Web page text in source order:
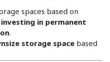
spaces based on
in permanent
.
storage space based